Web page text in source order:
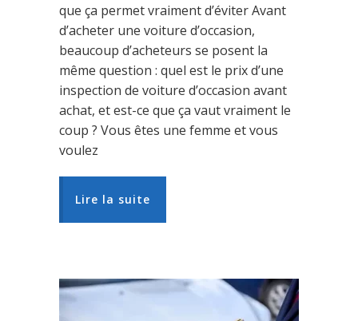
que ça permet vraiment d’éviter Avant
d’acheter une voiture d’occasion,
beaucoup d’acheteurs se posent la
même question : quel est le prix d’une
inspection de voiture d’occasion avant
achat, et est-ce que ça vaut vraiment le
coup ? Vous êtes une femme et vous
voulez
Lire la suite